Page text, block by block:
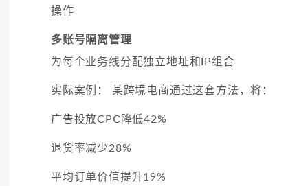
操作
多账号隔离管理
为每个业务线分配独立地址和IP组合
实际案例： 某跨境电商通过这套方法，将：
广告投放CPC降低42%
退货率减少28%
平均订单价值提升19%